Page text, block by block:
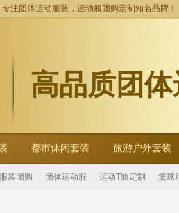
注团体运动服装，运动服团购定制知名品牌！
高品质团
都市休闲套装 旅游户外套装
服装团购 团体运动服 运动T恤定制 篮球